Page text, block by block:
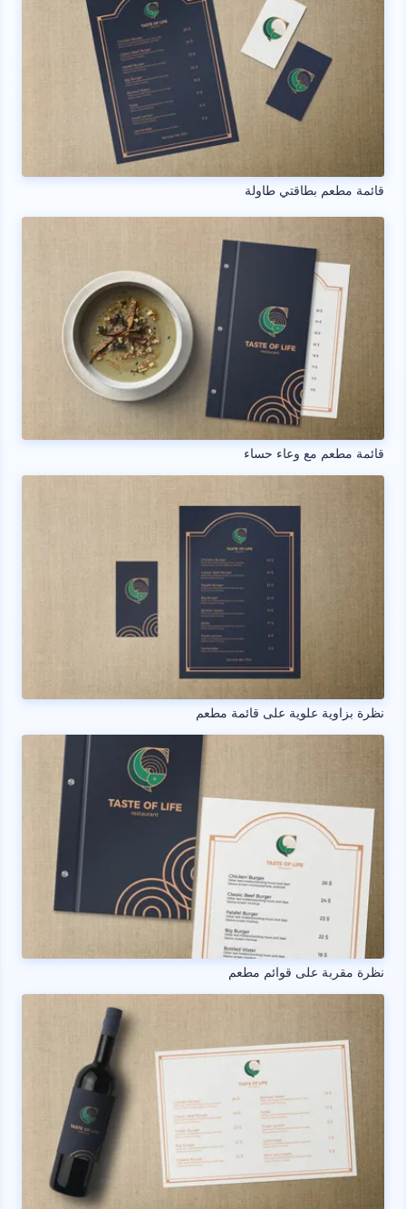
قائمة مطعم بطاقتي طاولة
قائمة مطعم مع وعاء حساء
نظرة بزاوية علوية على قائمة مطعم
نظرة مقربة على قوائم مطعم